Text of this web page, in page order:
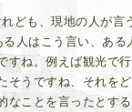
ども、現地の人が言
人はこう言い、ある
すね。例えば観光で
そうですね、それを
なことを言ったとす